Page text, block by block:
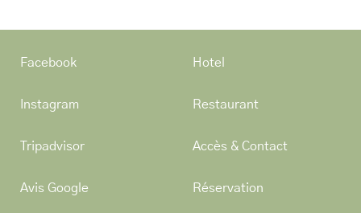
Facebook
Instagram
Tripadvisor
Avis Google
Hotel
Restaurant
Accès & Contact
Réservation